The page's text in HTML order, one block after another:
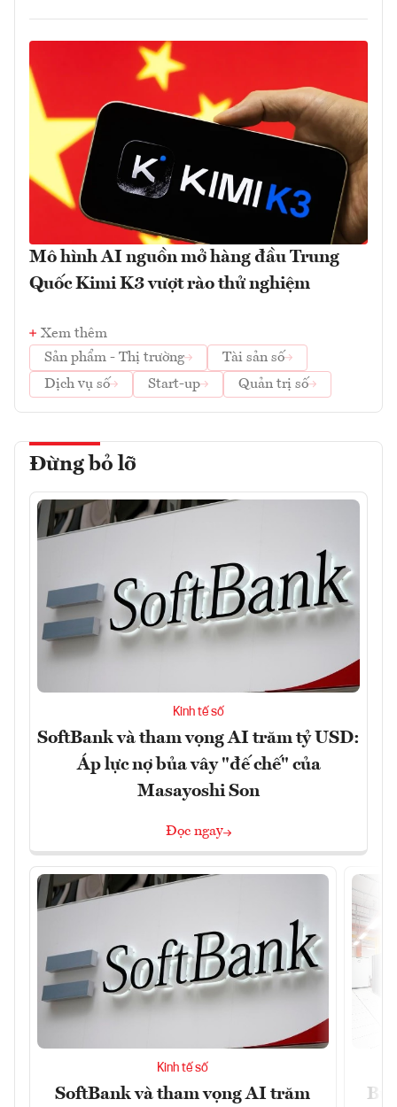
Mô hình AI nguồn mở hàng đầu Trung
Quốc Kimi K3 vượt rào thử nghiệm
Xem thêm
Sản phẩm - Thị trường
Tài sản số
Dịch vụ số
Start-up Quản trị số
Đừng bỏ lỡ
Kinh tế số
SoftBank và tham vọng AI trăm tỷ USD:
Áp lực nợ bủa vây "đế chế" của
Masayoshi Son
Đọc ngay
Kinh tế số
SoftBank và tham vọng AI trăm